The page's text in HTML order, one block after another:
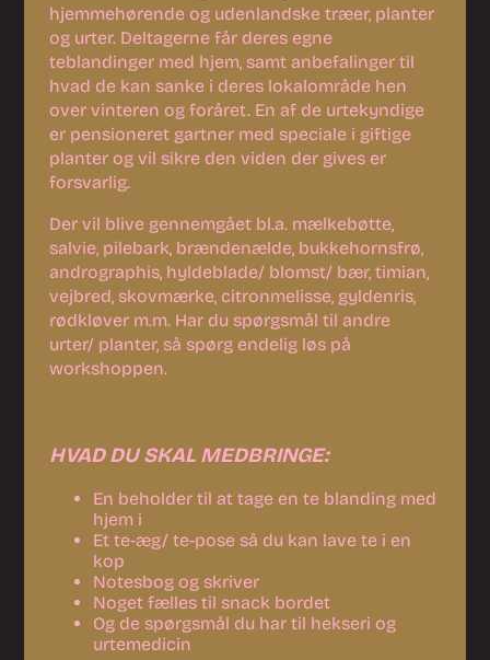
hjemmehørende og udenlandske træer, planter
og urter. Deltagerne får deres egne
teblandinger med hjem, samt anbefalinger til
hvad de kan sanke i deres lokalområde hen
over vinteren og foråret. En af de urtekyndige
er pensioneret gartner med speciale i giftige
planter og vil sikre den viden der gives er
forsvarlig.
Der vil blive gennemgået bl.a. mælkebøtte,
salvie, pilebark, brændenælde, bukkehornsfrø,
andrographis, hyldeblade/ blomst/ bær, timian,
vejbred, skovmærke, citronmelisse, gyldenris,
rødkløver m.m. Har du spørgsmål til andre
urter/ planter, så spørg endelig løs på
workshoppen.
HVAD DU SKAL MEDBRINGE:
En beholder til at tage en te blanding med
hjem i
Et te-æg/ te-pose så du kan lave te i en
kop
Notesbog og skriver
Noget fælles til snack bordet
Og de spørgsmål du har til hekseri og
urtemedicin